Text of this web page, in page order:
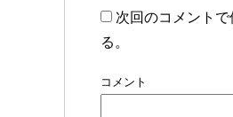
次回のコメント
る。
コメント